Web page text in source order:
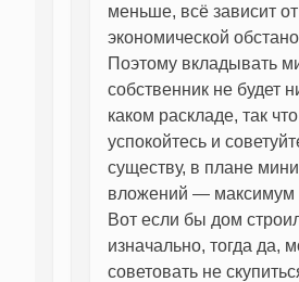
меньше, всё зависит
экономической
Поэтому вкладывать
собственник не будет
каком раскладе, так что
успокойтесь и
существу, в плане
вложений — максимум
Вот если бы дом
изначально, тогда да,
советовать не